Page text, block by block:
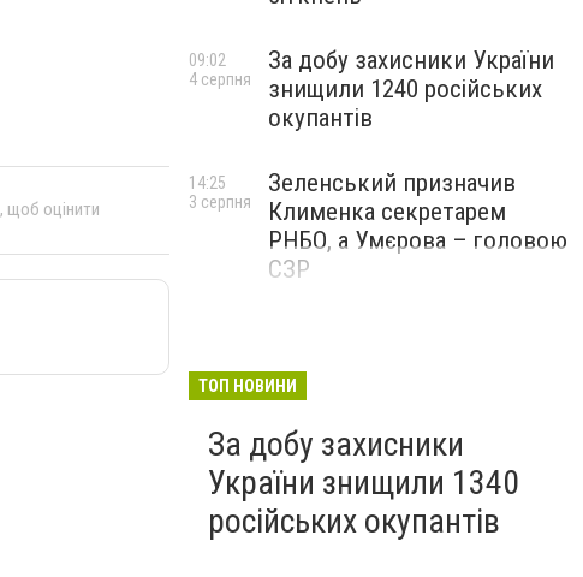
, щоб оцінити
За добу захисники України
знищили 1240 російських
окупантів
09:02
4 серпня
Зеленський призначив
Клименка секретарем
РНБО, а Умєрова – головою
СЗР
14:25
3 серпня
ТОП НОВИНИ
За добу захисники
України знищили 1340
російських окупантів